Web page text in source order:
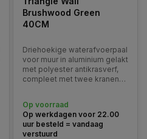
Brushwood Green
40CM
Driehoekige waterafvoerpaal
voor muur in aluminium gelakt
met polyester antikrasverf,
compleet met twee kranen
diverse kleuren.
Op voorraad
Op werkdagen voor 22.00
uur besteld = vandaag
verstuurd